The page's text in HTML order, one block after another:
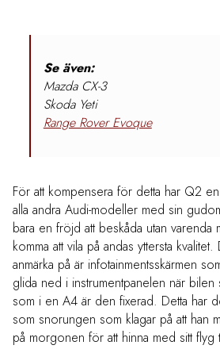
Se även:
Mazda CX-3
Skoda Yeti
Range Rover Evoque
För att kompensera för detta har Q2
alla andra Audi-modeller med sin
bara en fröjd att beskåda utan varenda
komma att vila på andas yttersta
anmärka på är infotainmentsskärmen
glida ned i instrumentpanelen när bilen
som i en A4 är den fixerad. Detta har
som snorungen som klagar på att han
på morgonen för att hinna med sitt flyg